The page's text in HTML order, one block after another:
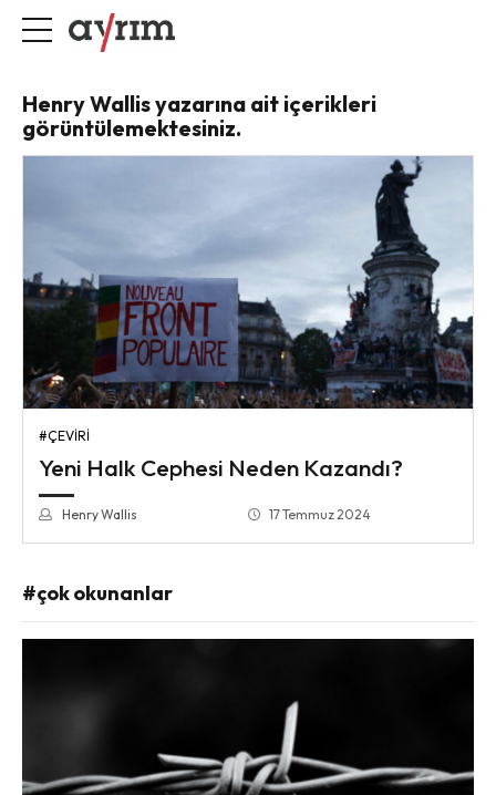
Henry Wallis yazarına ait içerikleri
görüntülemektesiniz.
#ÇEVIRI
Yeni Halk Cephesi Neden Kazandı?
Henry Wallis 17 Temmuz 2024
#çok okunanlar